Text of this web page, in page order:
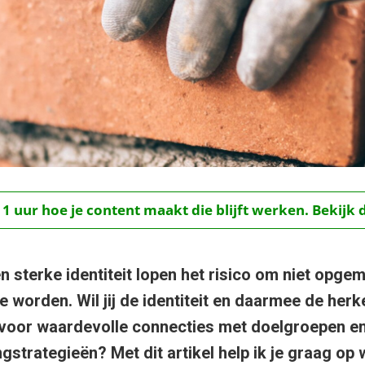
1 uur hoe je content maakt die blijft werken. Bekijk
sterke identiteit lopen het risico om niet
worden. Wil jij de identiteit en daarmee de
waardevolle connecties met doelgroepen
Met dit artikel help ik je graag op